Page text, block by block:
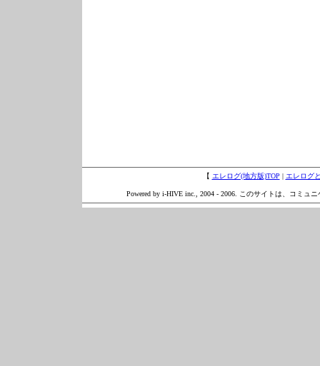
【 エレログ(地方版)TOP | エレログ
Powered by i-HIVE inc., 2004 - 2006. このサイトは、コミュ